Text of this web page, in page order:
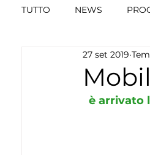
TUTTO NEWS
27 set 2019
è